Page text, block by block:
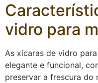
vidro para
As xícaras de vidro
elegante e funcional,
preservar a frescura do